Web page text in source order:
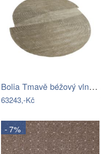
Bolia Tmavě béžový vlněný koberec Zen…
63243,-Kč
- 7%